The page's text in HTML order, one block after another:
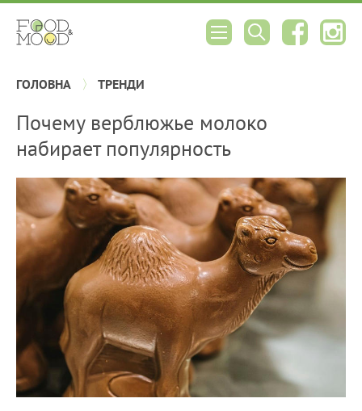
ГОЛОВНА ТРЕНДИ
Почему верблюжье молоко
набирает популярность